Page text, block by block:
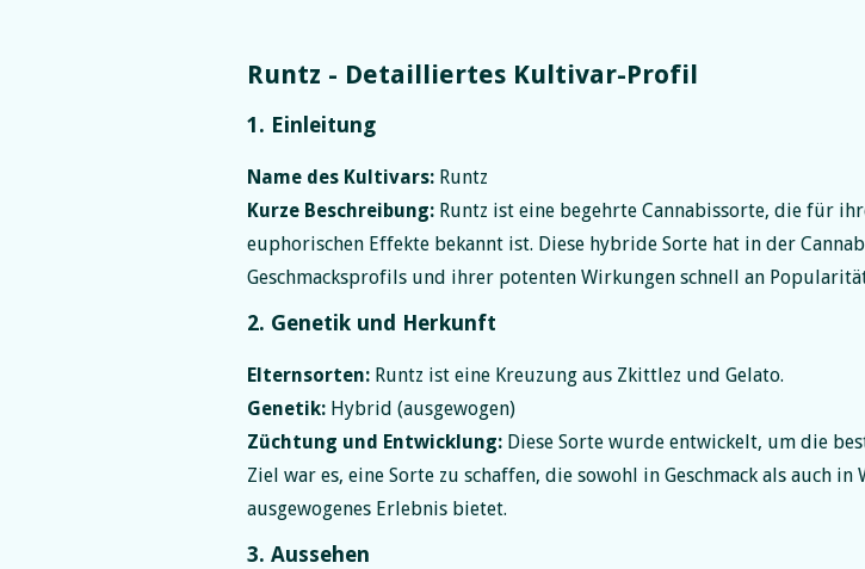
Runtz - Detailliertes Kultivar-Profil
1. Einleitung
Name des Kultivars: Runtz
Kurze Beschreibung: Runtz ist eine begehrte Cannabissorte, die für
euphorischen Effekte bekannt ist. Diese hybride Sorte hat in der
Geschmacksprofils und ihrer potenten Wirkungen schnell an
2. Genetik und Herkunft
Elternsorten: Runtz ist eine Kreuzung aus Zkittlez und Gelato.
Genetik: Hybrid (ausgewogen)
Züchtung und Entwicklung: Diese Sorte wurde entwickelt, um die
Ziel war es, eine Sorte zu schaffen, die sowohl in Geschmack als auch
ausgewogenes Erlebnis bietet.
3. Aussehen